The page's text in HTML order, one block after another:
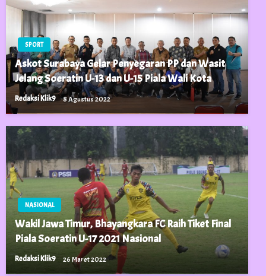
SPORT
Askot Surabaya Gelar Penyegaran PP dan Wasit
Jelang Soeratin U-13 dan U-15 Piala Wali Kota
Redaksi Klik9 8 Agustus 2022
NASIONAL
Wakil Jawa Timur, Bhayangkara FC Raih Tiket Final
Piala Soeratin U-17 2021 Nasional
Redaksi Klik9 26 Maret 2022